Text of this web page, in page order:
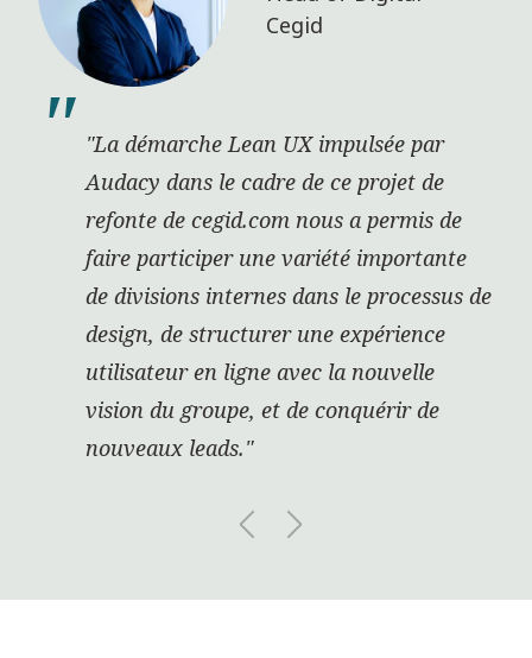
Cegid
"La démarche Lean UX impulsée par
Audacy dans le cadre de ce projet de
refonte de cegid.com nous a permis de
faire participer une variété importante
de divisions internes dans le processus de
design, de structurer une expérience
utilisateur en ligne avec la nouvelle
vision du groupe, et de conquérir de
nouveaux leads."